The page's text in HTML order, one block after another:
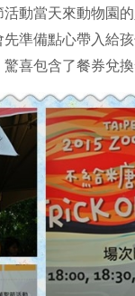
動當天來動物園
準備點心帶入給
喜包含了餐券兌